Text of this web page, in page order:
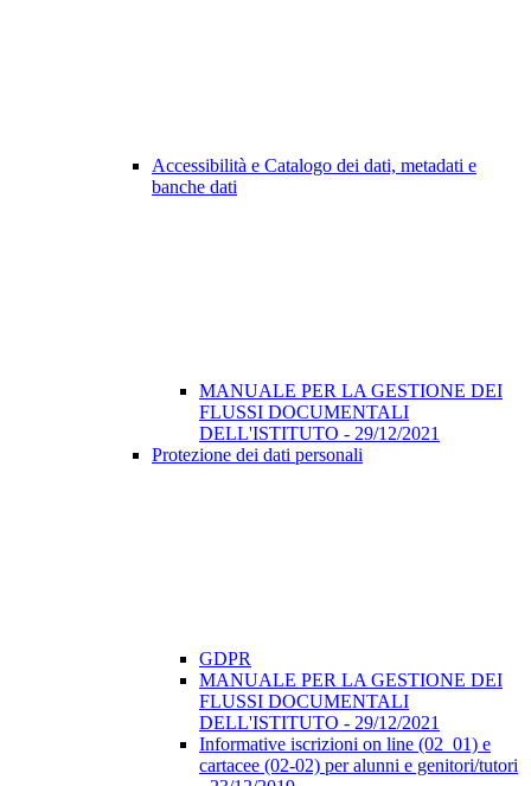
Accessibilità e Catalogo dei dati, metadati e
banche dati
MANUALE PER LA GESTIONE DEI
FLUSSI DOCUMENTALI
DELL'ISTITUTO - 29/12/2021
Protezione dei dati personali
GDPR
MANUALE PER LA GESTIONE DEI
FLUSSI DOCUMENTALI
DELL'ISTITUTO - 29/12/2021
Informative iscrizioni on line (02_01) e
cartacee (02-02) per alunni e genitori/tutori